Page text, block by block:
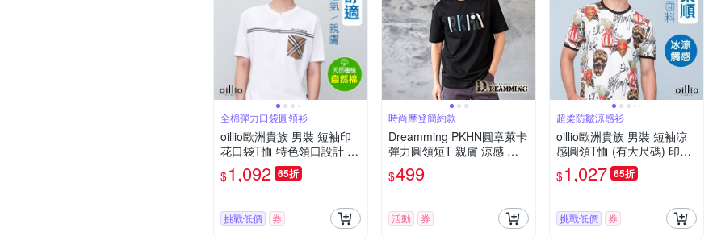
全棉彈力口袋圓領衫
oillio歐洲貴族 男裝 短袖印
花口袋T恤 特色領口設計 白
色 法國品牌 有大尺碼
$1,092 65折
挑戰低價 券
時尚摩登簡約款
Dreamming PKHN圓章萊卡
彈力圓領短T 親膚 涼感 透
氣-黑色
$499
活動 券
超柔防皺涼感衫
oillio歐洲貴族 男裝 短袖涼
感圓領T恤 (有大尺碼) 印花
圓領衫 彈力 防皺 冰涼衫 白
色 法國品牌
$1,027 65折
挑戰低價 券